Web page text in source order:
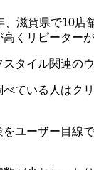
、滋賀県で10店
くリピーター
タイル関連の
ている人はク
ユーザー目線